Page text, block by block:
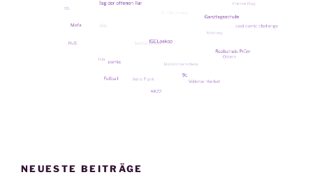
05.12.2019“
NEUESTE BEITRÄGE